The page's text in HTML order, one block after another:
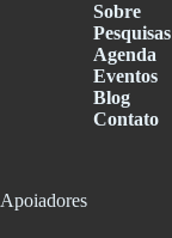
Sobre
Pesquisas
Agenda
Eventos
Blog
Contato
Apoiadores